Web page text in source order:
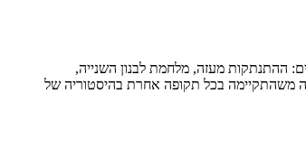
ההתנתקות מעזה, מלחמת לבנון השנייה,
הייתה גדולה משהתקיימה בכל תקופה אחרת בהיסטוריה של